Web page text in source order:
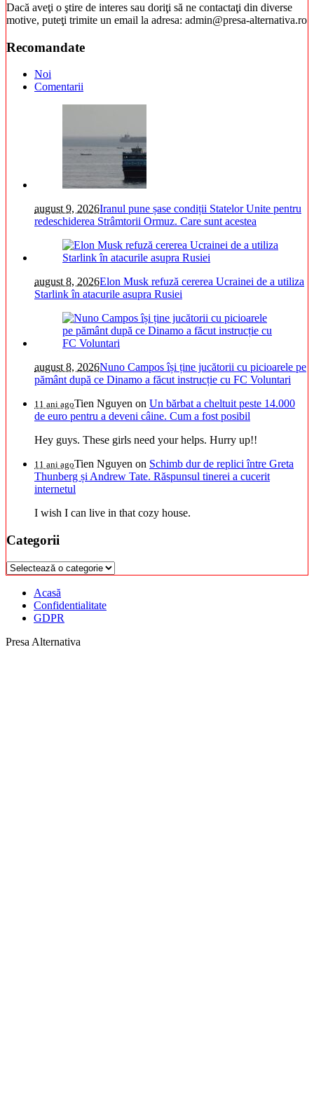
Dacă aveţi o ştire de interes sau doriţi să ne contactaţi din diverse
motive, puteţi trimite un email la adresa: admin@presa-alternativa.ro
Recomandate
Noi
Comentarii
august 9, 2026Iranul pune șase condiții Statelor Unite pentru
redeschiderea Strâmtorii Ormuz. Care sunt acestea
august 8, 2026Elon Musk refuză cererea Ucrainei de a utiliza
Starlink în atacurile asupra Rusiei
august 8, 2026Nuno Campos își ține jucătorii cu picioarele pe
pământ după ce Dinamo a făcut instrucție cu FC Voluntari
11 ani agoTien Nguyen on Un bărbat a cheltuit peste 14.000
de euro pentru a deveni câine. Cum a fost posibil
Hey guys. These girls need your helps. Hurry up!!
11 ani agoTien Nguyen on Schimb dur de replici între Greta
Thunberg și Andrew Tate. Răspunsul tinerei a cucerit
internetul
I wish I can live in that cozy house.
Categorii
Categorii
Acasă
Confidentialitate
GDPR
Presa Alternativa